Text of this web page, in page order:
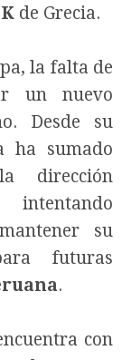
de Grecia.
la falta de
un nuevo
Desde su
ha sumado
dirección
su
futuras
.
con